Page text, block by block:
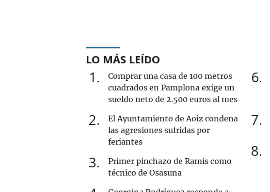
LO MÁS LEÍDO
1
Comprar una casa de 100 metros
cuadrados en Pamplona exige un
sueldo neto de 2.500 euros al mes
2
El Ayuntamiento de Aoiz condena
las agresiones sufridas por
feriantes
3
Primer pinchazo de Ramis como
técnico de Osasuna
6
7
8